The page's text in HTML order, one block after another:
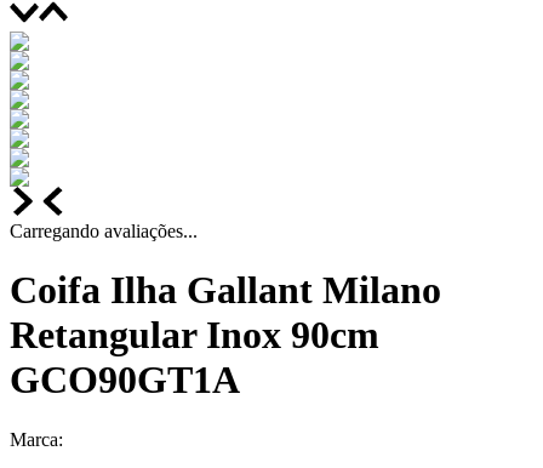
Carregando avaliações...
Coifa Ilha Gallant Milano
Retangular Inox 90cm
GCO90GT1A
Marca: